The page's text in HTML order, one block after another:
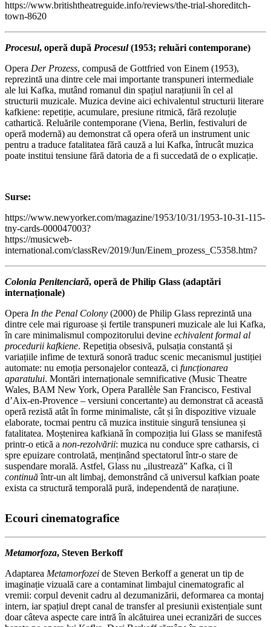
https://www.britishtheatreguide.info/reviews/the-trial-shoreditch-
town-8620
Procesul, operă după Procesul(1953; reluări contemporane)
Opera Der Prozess, compusă de Gottfried von Einem (1953),
reprezintă una dintre cele mai importante transpuneri intermediale
ale lui Kafka, mutând romanul din spațiul narațiunii în cel al
structurii muzicale. Muzica devine aici echivalentul structurii literare
kafkiene: repetiție, acumulare, presiune ritmică, fără rezoluție
cathartică. Reluările contemporane (Viena, Berlin, festivaluri de
operă modernă) au demonstrat că opera oferă un instrument unic
pentru a traduce fatalitatea fără cauză a lui Kafka, întrucât muzica
poate institui tensiune fără datoria de a fi succedată de o explicație.
Surse:
https://www.newyorker.com/magazine/1953/10/31/1953-10-31-115-
tny-cards-000047003?
https://musicweb-
international.com/classRev/2019/Jun/Einem_prozess_C5358.htm?
Colonia Penitenciară, operă de Philip Glass (adaptări
internaționale)
Opera In the Penal Colony (2000) de Philip Glass reprezintă una
dintre cele mai riguroase și fertile transpuneri muzicale ale lui Kafka,
în care minimalismul compozitorului devine echivalent formal al
procedurii kafkiene. Repetiția obsesivă, pulsația constantă și
variațiile infime de textură sonoră traduc scenic mecanismul justiției
automate: nu emoția personajelor contează, ci funcționarea
aparatului. Montări internaționale semnificative (Music Theatre
Wales, BAM New York, Opera Parallèle San Francisco, Festival
d’Aix-en-Provence – versiuni concertante) au demonstrat că această
operă rezistă atât în forme minimaliste, cât și în dispozitive vizuale
elaborate, tocmai pentru că muzica instituie singură tensiunea și
fatalitatea. Moștenirea kafkiană în compoziția lui Glass se manifestă
printr-o etică a non-rezolvării: muzica nu conduce spre catharsis, ci
spre epuizare controlată, menținând spectatorul într-o stare de
suspendare morală. Astfel, Glass nu „ilustrează” Kafka, ci îl
continuăîntr-un alt limbaj, demonstrând că universul kafkian poate
exista ca structură temporală pură, independentă de narațiune.
Ecouri cinematografice
Metamorfoza, Steven Berkoff
Adaptarea Metamorfozei de Steven Berkoff a generat un tip de
imaginație vizuală care a contaminat limbajul cinematografic al
vremii: corpul devenit cadru al dezumanizării, deformarea ca montaj
intern, iar spațiul drept canal de transfer al presiunii existențiale sunt
doar câteva aspecte care intră în alcătuirea unei ecranizări de succes